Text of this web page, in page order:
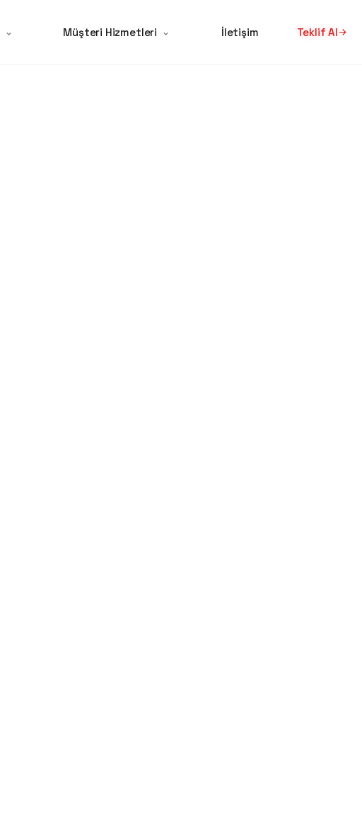
Müşteri Hizmetleri İletişim Teklif Al